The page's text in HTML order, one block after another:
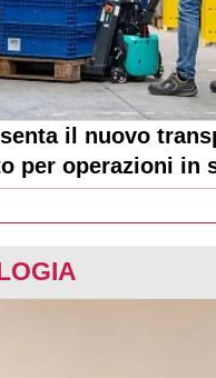
il nuovo
per operazioni in